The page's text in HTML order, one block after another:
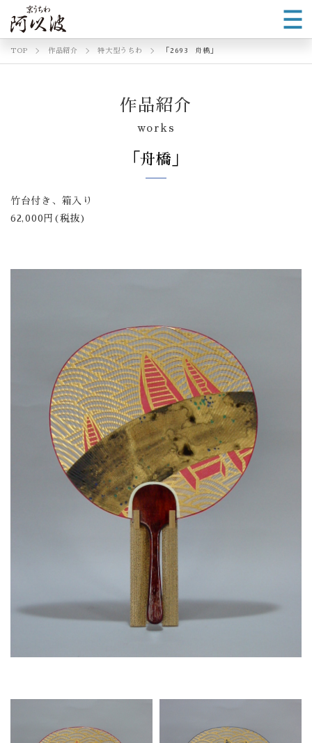
TOP 作品紹介 特大型うちわ 「2693 舟橋」
作品紹介
works
「舟橋」
竹台付き、箱入り
62,000円(税抜)